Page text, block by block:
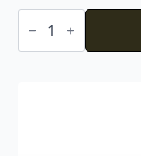
Du
Store
Faerytale